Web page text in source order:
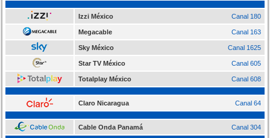
Izzi México Canal 180
Megacable Canal 163
Sky México Canal 1625
Star TV México Canal 605
Totalplay México Canal 608
Claro Nicaragua Canal 64
Cable Onda Panamá Canal 304